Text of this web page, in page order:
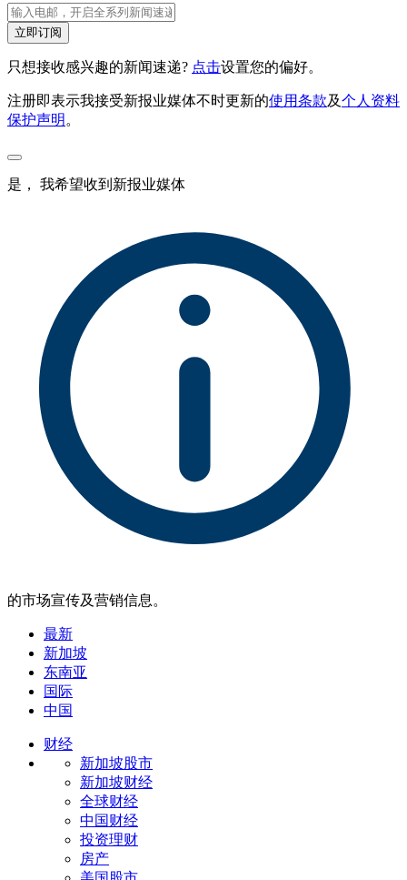
立即订阅
只想接收感兴趣的新闻速递? 点击设置您的偏好。
注册即表示我接受新报业媒体不时更新的使用条款及个人资料
保护声明 。
是， 我希望收到新报业媒体
的市场宣传及营销信息。
最新
新加坡
东南亚
国际
中国
财经
新加坡股市
新加坡财经
全球财经
中国财经
投资理财
房产